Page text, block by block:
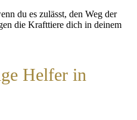
du es zulässt, den Weg der
die Krafttiere dich in deinem
Helfer in